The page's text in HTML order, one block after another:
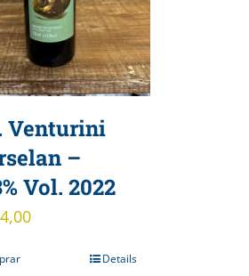
Venturini
–
Vol. 2022
Details